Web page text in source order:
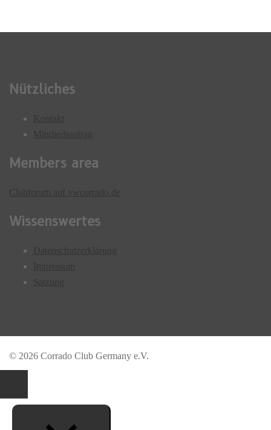
Nützliches
Members area
Wissenswertes
© 2026 Corrado Club Germany e.V.